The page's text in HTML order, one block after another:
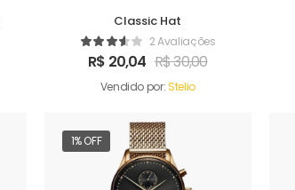
Classic Hat
2 Avaliações
R$ 20,04 R$30,00
Vendido por:Stelio
1% OFF